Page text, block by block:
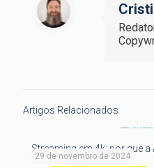
Artigos Relacionados
29 de novembro de 2024
Streaming em 4k: por que